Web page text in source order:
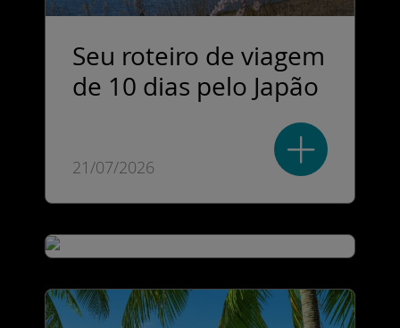
Seu roteiro de viagem
de 10 dias pelo Japão
21/07/2026